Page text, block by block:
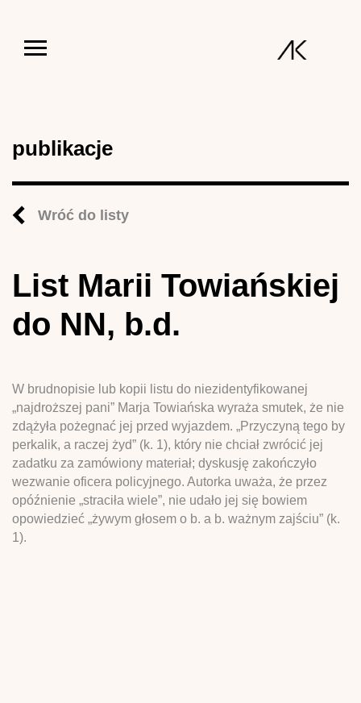
publikacje
Wróć do listy
List Marii Towiańskiej
do NN, b.d.
W brudnopisie lub kopii listu do niezidentyfikowanej
„najdroższej pani” Marja Towiańska wyraża smutek, że nie
zdążyła pożegnać jej przed wyjazdem. „Przyczyną tego by
perkalik, a raczej żyd” (k. 1), który nie chciał zwrócić jej
zadatku za zamówiony materiał; dyskusję zakończyło
wezwanie oficera policyjnego. Autorka uważa, że przez
opóźnienie „straciła wiele”, nie udało jej się bowiem
opowiedzieć „żywym głosem o b. a b. ważnym zajściu” (k.
1).